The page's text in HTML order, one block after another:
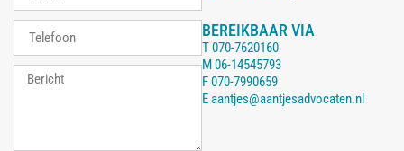
BEREIKBAAR VIA
T070-7620160
M06-14545793
F070-7990659
Eaantjes@aantjesadvocaten.nl